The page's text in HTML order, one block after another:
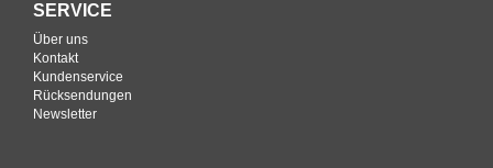
SERVICE
Über uns
Kontakt
Kundenservice
Rücksendungen
Newsletter